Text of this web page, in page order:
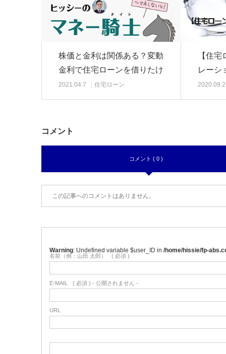
株価と金利は関係ある？変動
金利で住宅ローンを借りたけ
ど、金利が上昇し…
2021.04.7 住宅ローン
【住
レーシ
は年収
コメント
コメント ( 0 )
この記事へのコメントはありません。
Warning : Undefined variable $user_ID in /home/hissie/fp-
名前（例：山田 太郎） ( 必須 )
E-MAIL ( 必須 ) - 公開されません -
URL